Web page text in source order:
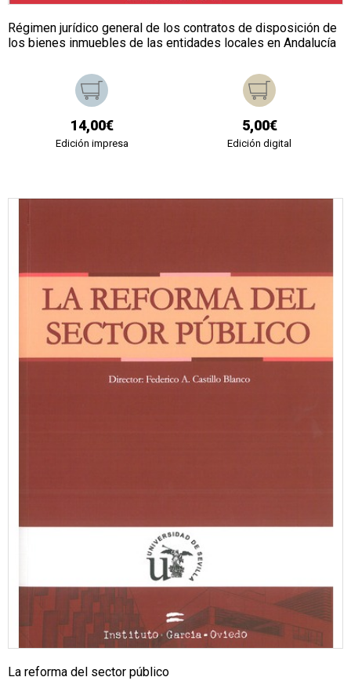
Régimen jurídico general de los contratos de disposición de
los bienes inmuebles de las entidades locales en Andalucía
14,00€
Edición impresa
5,00€
Edición digital
La reforma del sector público